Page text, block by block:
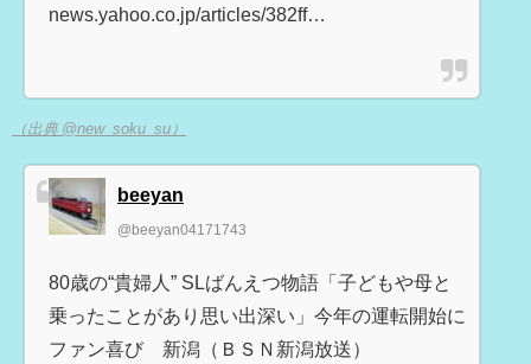
news.yahoo.co.jp/articles/382ff…
（出典 @new_soku_su）
beeyan
@beeyan04171743
80歳の“貴婦人” SLばんえつ物語「子どもや母と
乗ったことがあり思い出深い」今年の運転開始に
ファン喜び 新潟（ＢＳＮ新潟放送）